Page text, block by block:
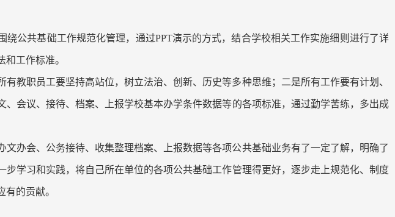
绕公共基础工作规范化管理，通过PPT演示的方式，结合学校相关工作实施细则进行了详
工作标准。
教职员工要坚持高站位，树立法治、创新、历史等多种思维；二是所有工作要有计划、
会议、接待、档案、上报学校基本办学条件数据等的各项标准，通过勤学苦练，多出成
办会、公务接待、收集整理档案、上报数据等各项公共基础业务有了一定了解，明确了
学习和实践，将自己所在单位的各项公共基础工作管理得更好，逐步走上规范化、制度
的贡献。